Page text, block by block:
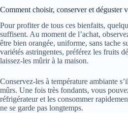
Comment choisir, conserver et déguster
Pour profiter de tous ces bienfaits,
suffisent. Au moment de l’achat,
être bien orangée, uniforme, sans tache
variétés astringentes, préférez les fruits
laissez-les mûrir à la maison.
Conservez-les à température ambiante
mûrs. Une fois très fondants, vous
réfrigérateur et les consommer
ne se garde pas longtemps.